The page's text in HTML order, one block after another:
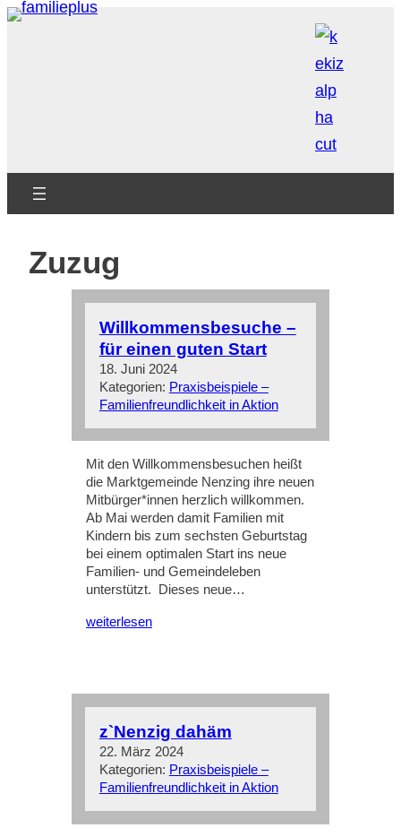
Zum
Zuzug
Willkommensbesuche –
für einen guten Start
18. Juni 2024
Kategorien: Praxisbeispiele –
Familienfreundlichkeit in Aktion
Mit den Willkommensbesuchen heißt
die Marktgemeinde Nenzing ihre neuen
Mitbürger*innen herzlich willkommen.
Ab Mai werden damit Familien mit
Kindern bis zum sechsten Geburtstag
bei einem optimalen Start ins neue
Familien- und Gemeindeleben
unterstützt. Dieses neue…
weiterlesen
z`Nenzig dahäm
22. März 2024
Kategorien: Praxisbeispiele –
Familienfreundlichkeit in Aktion